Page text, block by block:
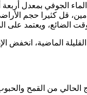
الجوفي بمعدل
قل كثيرا حجم
الضائع، ويعتمد على
الماضية، انخفض
الحالي من القمح